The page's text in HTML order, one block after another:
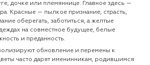
дочке или племяннице. Главное здесь —
Красные — пылкое признание, страсть,
оберегать, заботиться, а желтые
на совместное будущее, белые
и преданность.
обновление и перемены к
часто дарят именинникам, родившимся